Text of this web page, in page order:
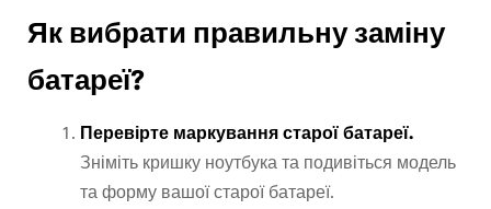
Як вибрати правильну заміну
батареї?
Перевірте маркування старої батареї.
Зніміть кришку ноутбука та подивіться модель
та форму вашої старої батареї.